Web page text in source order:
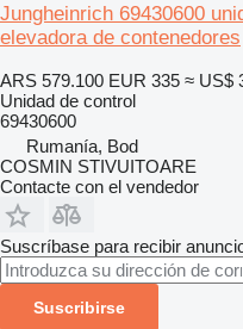
Jungheinrich 69430600
elevadora de contenedores
ARS 579.100 EUR 335 ≈ US$
Unidad de control
69430600
Rumanía, Bod
COSMIN STIVUITOARE
Contacte con el vendedor
Suscríbase para recibir
Suscribirse